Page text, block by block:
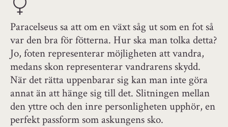
Paracelseus sa att om en växt såg ut som en fot så
var den bra för fötterna. Hur ska man tolka detta?
Jo, foten representerar möjligheten att vandra,
medans skon representerar vandrarens skydd.
När det rätta uppenbarar sig kan man inte göra
annat än att hänge sig till det. Slitningen mellan
den yttre och den inre personligheten upphör, en
perfekt passform som askungens sko.